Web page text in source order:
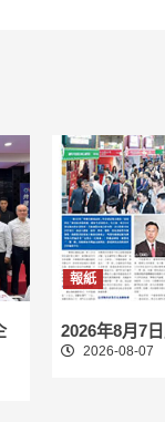
報紙
2026年8月7
2026-08-07